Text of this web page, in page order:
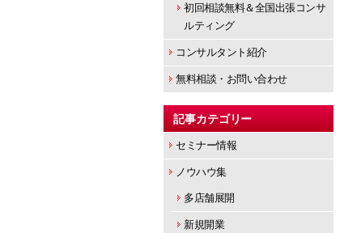
初回相談無料＆全国出張コンサ
ルティング
コンサルタント紹介
無料相談・お問い合わせ
記事カテゴリー
セミナー情報
ノウハウ集
多店舗展開
新規開業